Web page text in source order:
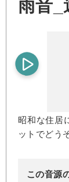
雨音_
昭和な住居
ットでどう
この音源